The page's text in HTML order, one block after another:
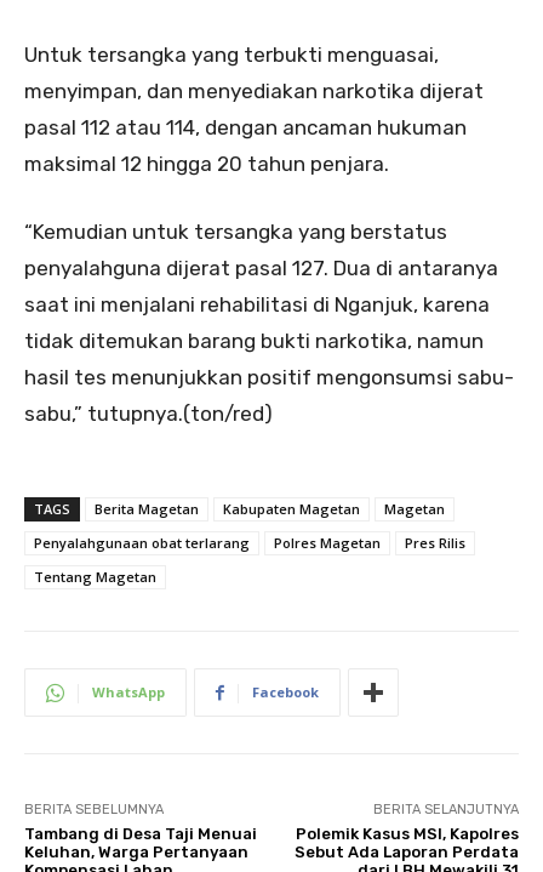
Untuk tersangka yang terbukti menguasai,
menyimpan, dan menyediakan narkotika dijerat
pasal 112 atau 114, dengan ancaman hukuman
maksimal 12 hingga 20 tahun penjara.
“Kemudian untuk tersangka yang berstatus
penyalahguna dijerat pasal 127. Dua di antaranya
saat ini menjalani rehabilitasi di Nganjuk, karena
tidak ditemukan barang bukti narkotika, namun
hasil tes menunjukkan positif mengonsumsi sabu-
sabu,” tutupnya.(ton/red)
TAGS Berita Magetan Kabupaten Magetan
Magetan
Penyalahgunaan obat terlarang
Polres Magetan
Pres Rilis
Tentang Magetan
WhatsApp Facebook
BERITA SEBELUMNYA
Tambang di Desa Taji Menuai
Keluhan, Warga Pertanyaan
BERITA SELANJUTNYA
Polemik Kasus MSI, Kapolres
Sebut Ada Laporan Perdata